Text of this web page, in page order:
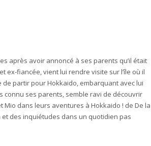
après avoir annoncé à ses parents qu’il était
ex-fiancée, vient lui rendre visite sur l’île où il
partir pour Hokkaido, embarquant avec lui
connu ses parents, semble ravi de découvrir
Mio dans leurs aventures à Hokkaido ! de De la
des inquiétudes dans un quotidien pas